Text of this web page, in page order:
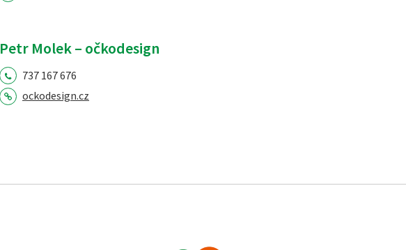
Petr Molek – očkodesign
737 167 676
ockodesign.cz